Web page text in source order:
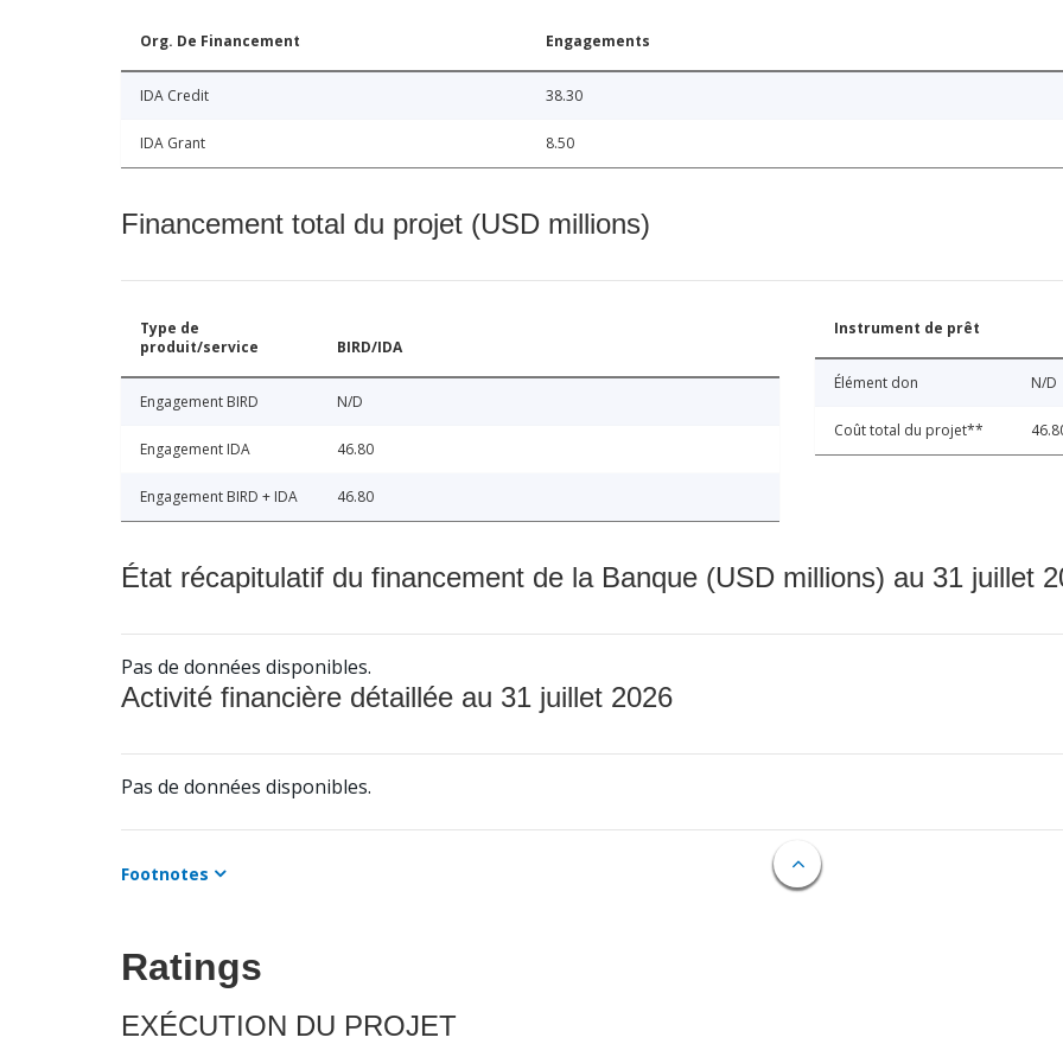
Org. De Financement Engagements
IDA Credit 38.30
IDA Grant 8.50
Financement total du projet (USD millions)
Type de
produit/service
BIRD/IDA
Engagement BIRD N/D
Engagement IDA 46.80
Engagement BIRD + IDA 46.80
Instrument de prêt
Élément don N/D
Coût total du projet**
État récapitulatif du financement de la Banque (USD millions) au 31 juillet
Pas de données disponibles.
Activité financière détaillée au 31 juillet 2026
Pas de données disponibles.
Footnotes
Ratings
EXÉCUTION DU PROJET